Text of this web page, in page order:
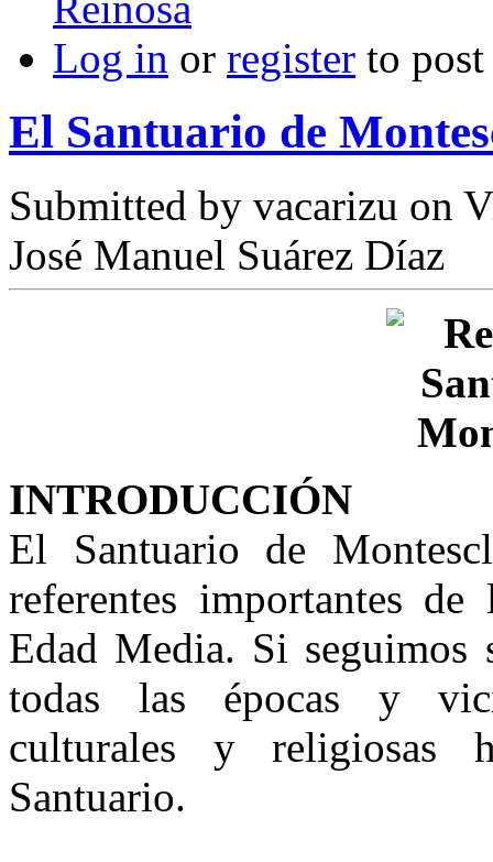
Log in or register to
El Santuario de
Submitted by vacarizu on
José Manuel Suárez Díaz
INTRODUCCIÓN
El Santuario de
referentes importantes
Edad Media. Si seguimos
todas las épocas y
culturales y religiosas
Santuario.